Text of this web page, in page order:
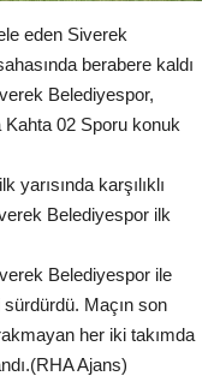
eden Siverek
berabere kaldı
Belediyespor,
02 Sporu konuk
yarısında karşılıklı
Belediyespor ilk
Belediyespor ile
sürdürdü. Maçın son
her iki takımda
Ajans)